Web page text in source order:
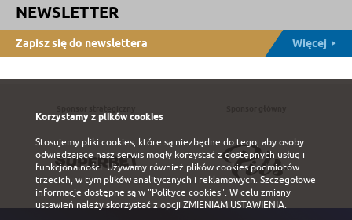
NEWSLETTER
Zapisz się do newslettera Więcej
Korzystamy z plików cookies
Stosujemy pliki cookies, które są niezbędne do tego, aby osoby
odwiedzające nasz serwis mogły korzystać z dostępnych usług i
funkcjonalności. Używamy również plików cookies podmiotów
trzecich, w tym plików analitycznych i reklamowych. Szczegołowe
informacje dostępne są w"Polityce cookies". W celu zmiany
ustawień należy skorzystać z opcji ZMIENIAM USTAWIENIA.